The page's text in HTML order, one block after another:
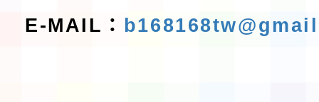
E-MAIL：